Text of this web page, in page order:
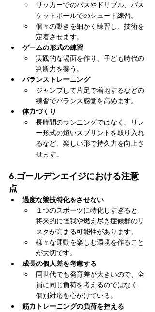
サッカーでのパスやドリブル、バス
ケットボールでのシュート練習。
個々の動きを細かく練習し、技術を
定着させます。
ゲームの形式の練習
実践的な場面を作り、子ども時代の
判断力を養う。
バランストレーニング
ジャンプして片足で着地するなどの
練習でバランス感覚を高めます。
体力づくり
長時間のランニングではなく、リレ
ー形式の短いスプリントを取り入れ
るなど、楽しい形で持久力を向上さ
せます。
6.ゴールデンエイジにおける注意
点
過度な競技特化をさせない
１つのスポーツに特化しすぎると、
将来的に怪我や燃え尽き症候群のリ
スクが高まる可能性があります。
様々な運動を楽しむ環境を作ること
が大切です。
成長の個人差を考慮する
同世代でも発育差が大きいので、全
員に同じ負荷を考えるのではなく、
個別対応を心がけている。
筋力トレーニングの負荷を控える